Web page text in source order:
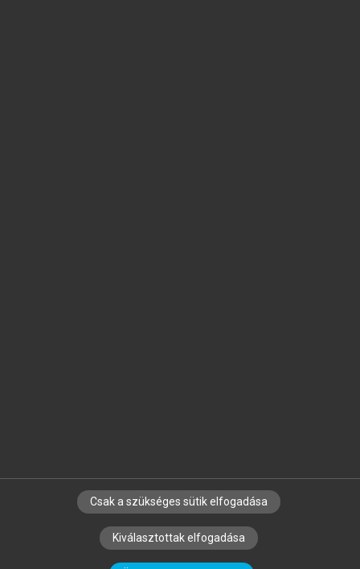
SZERZŐKNEK CÉGEKNEK KÖNYVTÁROSOKNAK
SZERKESZTÉSI ÉS LEKTORÁLÁSI ALAPELVEK
Csak a szükséges sütik elfogadása
Kiválasztottak elfogadása